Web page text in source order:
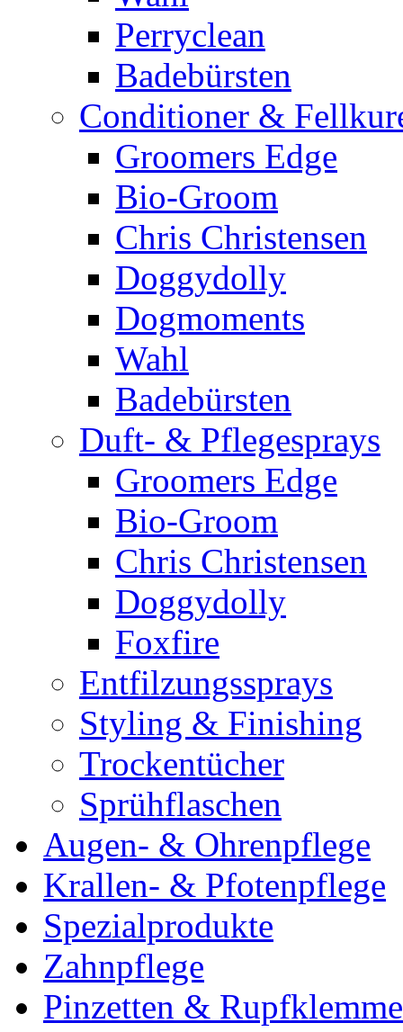
Perryclean
Badebürsten
Conditioner &
Groomers Edge
Bio-Groom
Chris Christensen
Doggydolly
Dogmoments
Wahl
Badebürsten
Duft- & Pflegesprays
Groomers Edge
Bio-Groom
Chris Christensen
Doggydolly
Foxfire
Entfilzungssprays
Styling & Finishing
Trockentücher
Sprühflaschen
Augen- & Ohrenpflege
Krallen- & Pfotenpflege
Spezialprodukte
Zahnpflege
Pinzetten &